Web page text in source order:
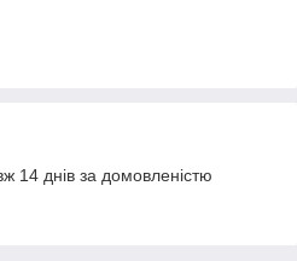
14 днів за домовленістю